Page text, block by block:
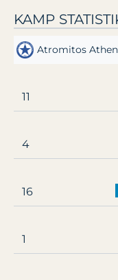
KAMP
Atromitos Athen
11
4
16
1